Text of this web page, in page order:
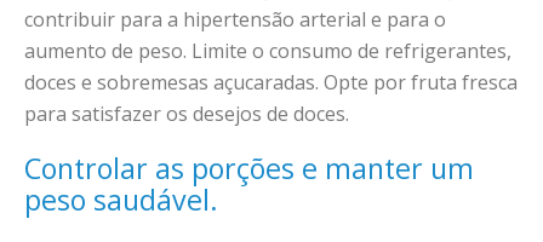
contribuir para a hipertensão arterial e para o
aumento de peso. Limite o consumo de refrigerantes,
doces e sobremesas açucaradas. Opte por fruta fresca
para satisfazer os desejos de doces.
Controlar as porções e manter um
peso saudável.